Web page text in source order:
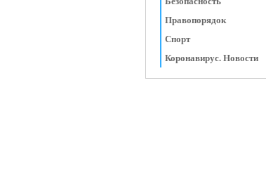
Правопорядок
Спорт
Коронавирус. Новости